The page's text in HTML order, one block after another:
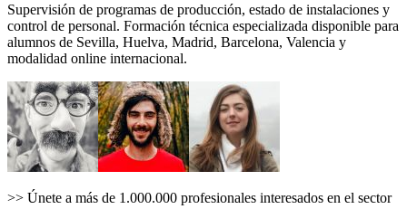
Supervisión de programas de producción, estado de instalaciones y
control de personal. Formación técnica especializada disponible para
alumnos de Sevilla, Huelva, Madrid, Barcelona, Valencia y
modalidad online internacional.
>> Únete a más de 1.000.000 profesionales interesados en el sector